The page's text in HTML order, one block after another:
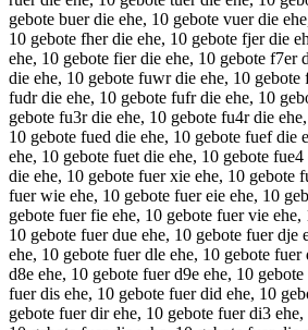
gebote buer die ehe, 10 gebote vuer die
10 gebote fher die ehe, 10 gebote fjer die
ehe, 10 gebote fier die ehe, 10 gebote f7er
die ehe, 10 gebote fuwr die ehe, 10 gebote
fudr die ehe, 10 gebote fufr die ehe, 10
gebote fu3r die ehe, 10 gebote fu4r die
10 gebote fued die ehe, 10 gebote fuef die
ehe, 10 gebote fuet die ehe, 10 gebote
die ehe, 10 gebote fuer xie ehe, 10 gebote
fuer wie ehe, 10 gebote fuer eie ehe, 10
gebote fuer fie ehe, 10 gebote fuer vie ehe,
10 gebote fuer due ehe, 10 gebote fuer dje
ehe, 10 gebote fuer dle ehe, 10 gebote fuer
d8e ehe, 10 gebote fuer d9e ehe, 10
fuer dis ehe, 10 gebote fuer did ehe, 10
gebote fuer dir ehe, 10 gebote fuer di3